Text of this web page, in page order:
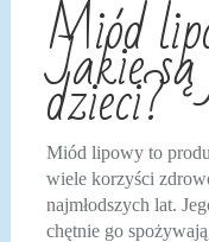
Miód
Jakie
dzieci?
Miód lipowy to
wiele korzyści
najmłodszych lat.
chętnie go